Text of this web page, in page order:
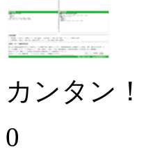
カンタン
0